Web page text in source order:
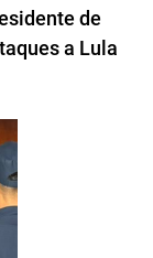
de
a Lula